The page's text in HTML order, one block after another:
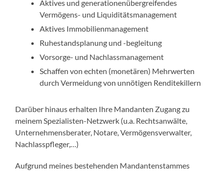
Aktives und generationenübergreifendes
Vermögens- und Liquiditätsmanagement
Aktives Immobilienmanagement
Ruhestandsplanung und -begleitung
Vorsorge- und Nachlassmanagement
Schaffen von echten (monetären) Mehrwerten
durch Vermeidung von unnötigen Renditekillern
Darüber hinaus erhalten Ihre Mandanten Zugang zu
meinem Spezialisten-Netzwerk (u.a. Rechtsanwälte,
Unternehmensberater, Notare, Vermögensverwalter,
Nachlasspfleger,…)
Aufgrund meines bestehenden Mandantenstammes